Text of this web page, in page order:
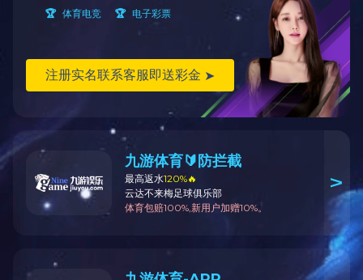
颜色：
返回
产品说明